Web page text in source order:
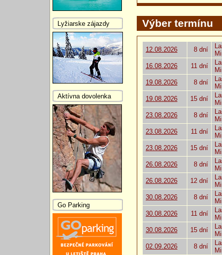
Výber termínu
12.08.2026 8 dní
16.08.2026
11 dní
19.08.2026
8 dní
19.08.2026
15 dní
23.08.2026
8 dní
23.08.2026
11 dní
23.08.2026
15 dní
26.08.2026
8 dní
26.08.2026
12 dní
30.08.2026
8 dní
30.08.2026
11 dní
30.08.2026
15 dní
02.09.2026
8 dní
Lyžiarske zájazdy
Aktívna dovolenka
Go Parking